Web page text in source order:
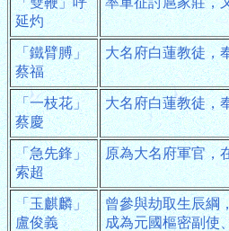
延灼
「鐵臂膊」
蔡福
大名府白蓮教徒，
「一枝花」
蔡慶
大名府白蓮教徒，
「急先鋒」
索超
原為大名府軍官，
「玉麒麟」
盧俊義
曾參與劫取生辰綱
成為元國樞密副使